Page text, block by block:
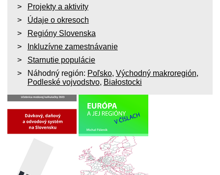
Projekty a aktivity
Údaje o okresoch
Regióny Slovenska
Inkluzívne zamestnávanie
Starnutie populácie
Náhodný región: Poľsko, Východný makroregión,
Podleské vojvodstvo, Białostocki